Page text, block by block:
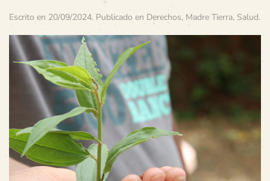
Escrito en 20/09/2024. Publicado en Derechos, Madre Tierra, Salud.